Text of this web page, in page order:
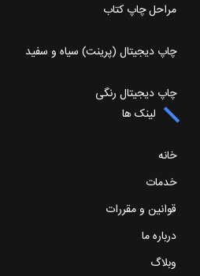
مراحل چاپ کتاب
چاپ دیجیتال (پرینت) سیاه و سفید
چاپ دیجیتال رنگی
لینک ها
خانه
خدمات
قوانین و مقررات
درباره ما
وبلاگ